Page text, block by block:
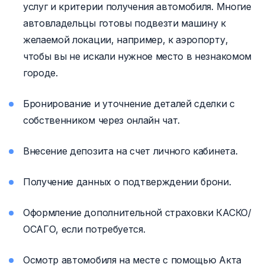
услуг и критерии получения автомобиля. Многие
автовладельцы готовы подвезти машину к
желаемой локации, например, к аэропорту,
чтобы вы не искали нужное место в незнакомом
городе.
Бронирование и уточнение деталей сделки с
собственником через онлайн чат.
Внесение депозита на счет личного кабинета.
Получение данных о подтверждении брони.
Оформление дополнительной страховки КАСКО/
ОСАГО, если потребуется.
Осмотр автомобиля на месте с помощью Акта